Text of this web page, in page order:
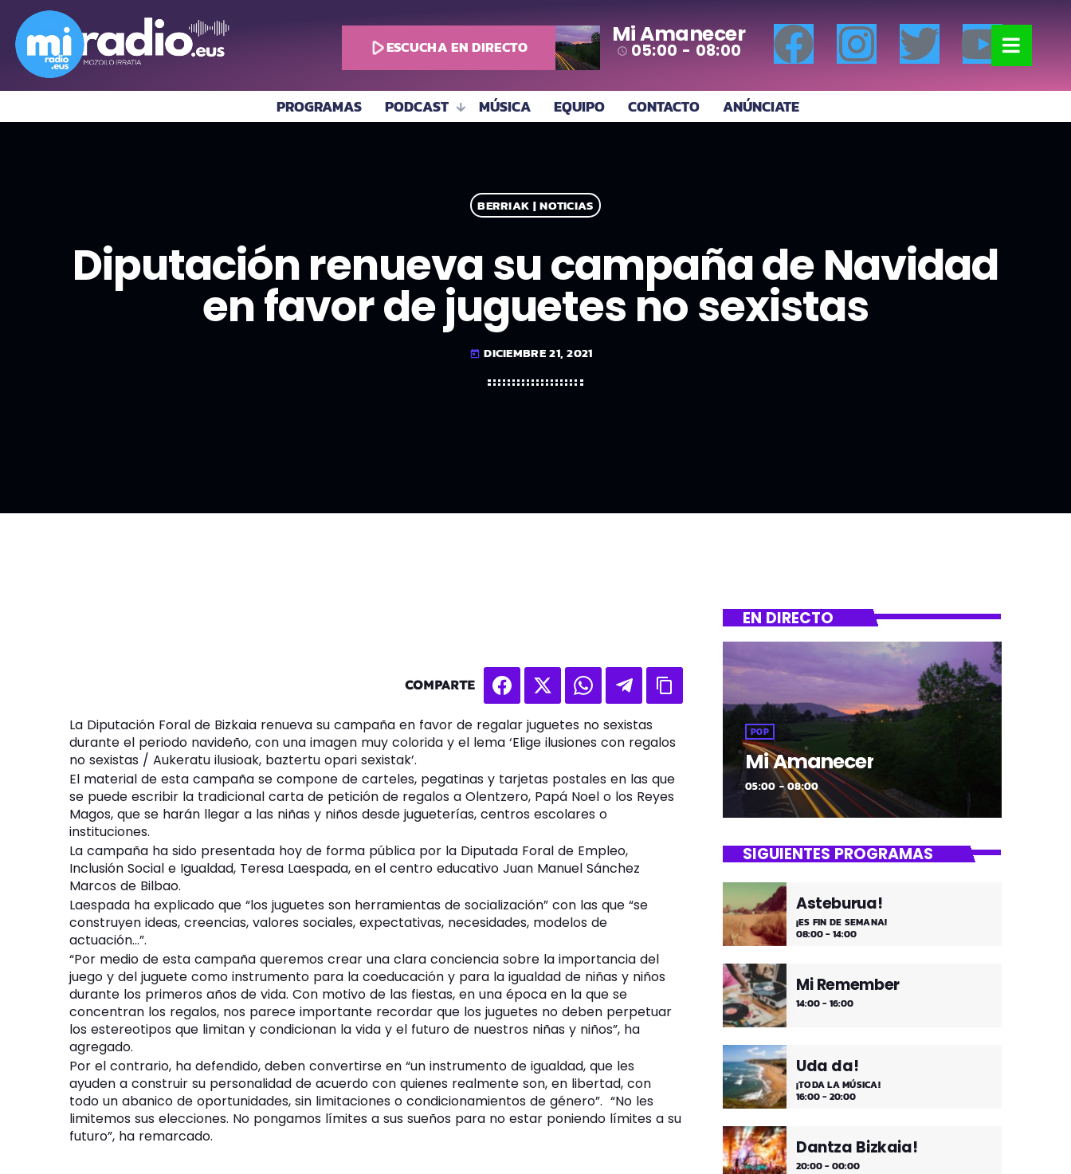
play_arrowESCUCHA EN DIRECTO Mi Amanecer
access_time 05:00 - 08:00
PROGRAMAS PODCAST MÚSICA EQUIPO CONTACTO ANÚNCIATE
BERRIAK | NOTICIAS
Diputación renueva su campaña de Navidad
en favor de juguetes no sexistas
today DICIEMBRE 21, 2021
COMPARTE
La Diputación Foral de Bizkaia renueva su campaña en favor de regalar juguetes no sexistas
durante el periodo navideño, con una imagen muy colorida y el lema ‘Elige ilusiones con regalos
no sexistas / Aukeratu ilusioak, baztertu opari sexistak’.
El material de esta campaña se compone de carteles, pegatinas y tarjetas postales en las que
se puede escribir la tradicional carta de petición de regalos a Olentzero, Papá Noel o los Reyes
Magos, que se harán llegar a las niñas y niños desde jugueterías, centros escolares o
instituciones.
La campaña ha sido presentada hoy de forma pública por la Diputada Foral de Empleo,
Inclusión Social e Igualdad, Teresa Laespada, en el centro educativo Juan Manuel Sánchez
Marcos de Bilbao.
Laespada ha explicado que los juguetes son herramientas de socialización con las que se
construyen ideas, creencias, valores sociales, expectativas, necesidades, modelos de
actuación… .
Por medio de esta campaña queremos crear una clara conciencia sobre la importancia del
juego y del juguete como instrumento para la coeducación y para la igualdad de niñas y niños
durante los primeros años de vida. Con motivo de las fiestas, en una época en la que se
concentran los regalos, nos parece importante recordar que los juguetes no deben perpetuar
los estereotipos que limitan y condicionan la vida y el futuro de nuestros niñas y niños , ha
agregado.
Por el contrario, ha defendido, deben convertirse en un instrumento de igualdad, que les
ayuden a construir su personalidad de acuerdo con quienes realmente son, en libertad, con
todo un abanico de oportunidades, sin limitaciones o condicionamientos de género .
No les
limitemos sus elecciones. No pongamos límites a sus sueños para no estar poniendo límites a su
futuro , ha remarcado.
EN DIRECTO
POP
Mi Amanecer
05:00 - 08:00
SIGUIENTES PROGRAMAS
Asteburua!
¡ES FIN DE SEMANA!
08:00 - 14:00
Mi Remember
14:00 - 16:00
Uda da!
¡TODA LA MÚSICA!
16:00 - 20:00
Dantza Bizkaia!
20:00 - 00:00